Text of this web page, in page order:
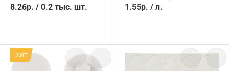
8.26р. / 0.2 тыс. шт.
1.55р. / л.
Хит